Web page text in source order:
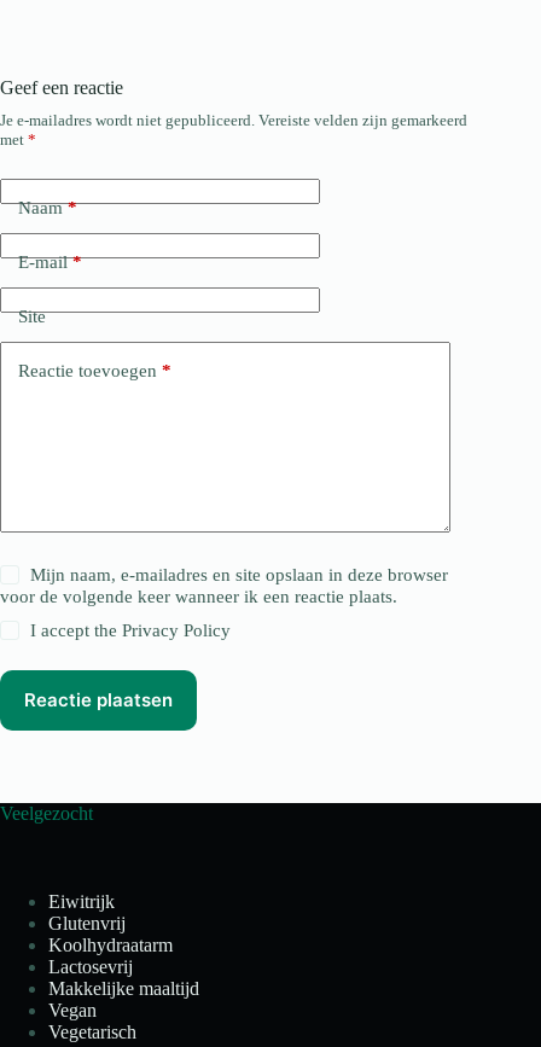
Geef een reactie
Je e-mailadres wordt niet gepubliceerd. Vereiste velden zijn gemarkeerd
met *
Naam*
E-mail*
Site
Reactie toevoegen *
Mijn naam, e-mailadres en site opslaan in deze browser
voor de volgende keer wanneer ik een reactie plaats.
I accept thePrivacy Policy
Reactie plaatsen
Veelgezocht
Eiwitrijk
Glutenvrij
Koolhydraatarm
Lactosevrij
Makkelijke maaltijd
Vegan
Vegetarisch